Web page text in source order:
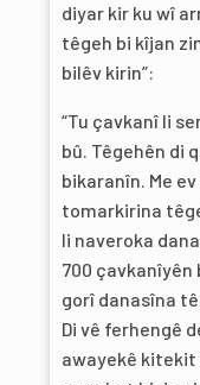
diyar kir ku wî
têgeh bi kîjan
bilêv kirin”:
“Tu çavkanî li
bû. Têgehên di
bikaranîn. Me
tomarkirina
li naveroka
700 çavkanîyên
gorî danasîna
Di vê ferhengê
awayekê kitekit